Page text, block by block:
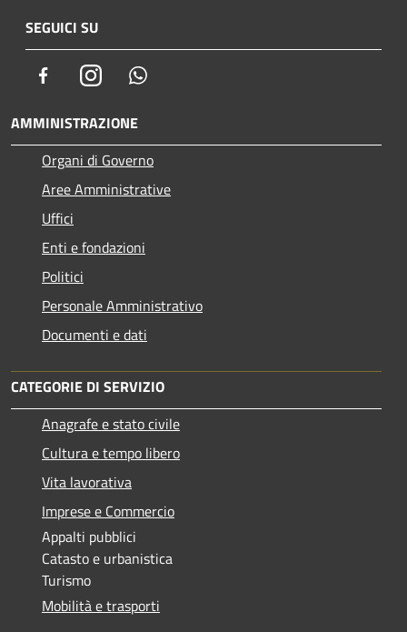
SEGUICI SU
FacebookInstagram
AMMINISTRAZIONE
Organi di Governo
Aree Amministrative
Uffici
Enti e fondazioni
Politici
Personale Amministrativo
Documenti e dati
CATEGORIE DI SERVIZIO
Anagrafe e stato civile
Cultura e tempo libero
Vita lavorativa
Imprese e Commercio
Appalti pubblici
Catasto e urbanistica
Turismo
Mobilità e trasporti